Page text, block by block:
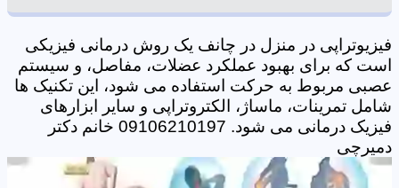
فیزیوتراپی در منزل در چانف یک روش درمانی فیزیکی
است که برای بهبود عملکرد عضلات، مفاصل، و سیستم
عصبی مربوط به حرکت استفاده می شود، این تکنیک ها
شامل تمرینات، ماساژ، الکتروتراپی و سایر ابزارهای
فیزیک درمانی می شود. 09106210197 خانم دکتر
دمیرچی